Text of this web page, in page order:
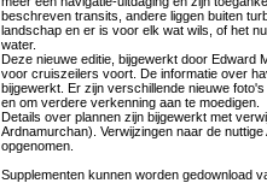
beschreven transits, andere liggen buiten
landschap en er is voor elk wat wils, of het
water.
Deze nieuwe editie, bijgewerkt door Edward
voor cruiszeilers voort. De informatie over
bijgewerkt. Er zijn verschillende nieuwe
en om verdere verkenning aan te moedigen.
Details over plannen zijn bijgewerkt met
Ardnamurchan). Verwijzingen naar de
opgenomen.
Supplementen kunnen worden gedownload